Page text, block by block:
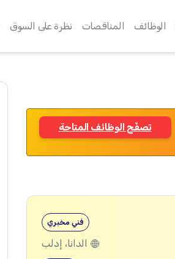
الوظائف المناقصات نظرة على السوق
تصفّح الوظائف المتاحة
فني مخبري
الدانا، إدلب